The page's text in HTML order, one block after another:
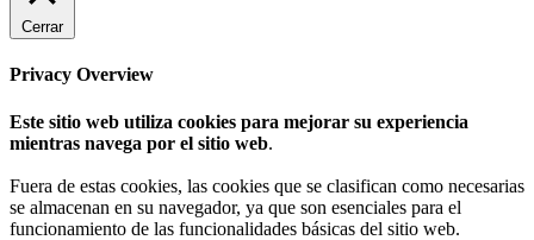
Cerrar
Privacy Overview
Este sitio web utiliza cookies para mejorar su experiencia
mientras navega por el sitio web.
Fuera de estas cookies, las cookies que se clasifican como necesarias
se almacenan en su navegador, ya que son esenciales para el
funcionamiento de las funcionalidades básicas del sitio web.